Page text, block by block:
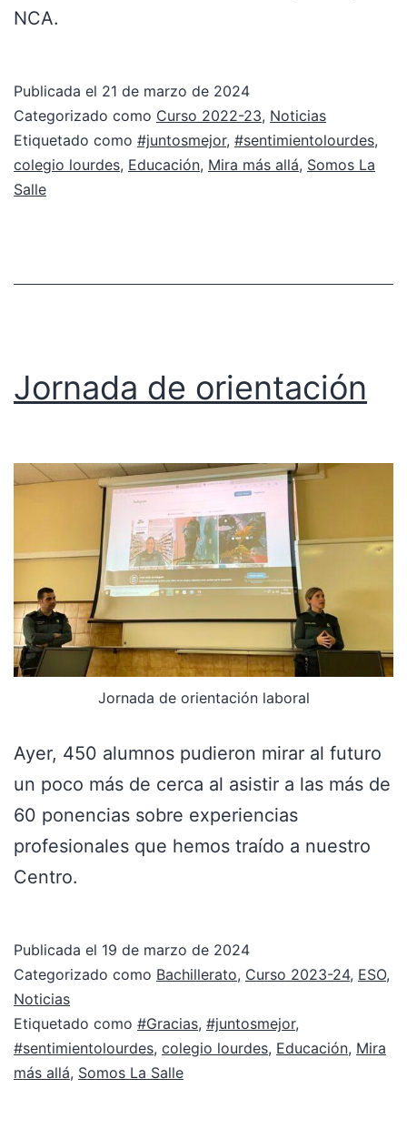
NCA.
Publicada el 21 de marzo de 2024
Categorizado como Curso 2022-23, Noticias
Etiquetado como #juntosmejor, #sentimientolourdes,
colegio lourdes, Educación, Mira más allá, Somos La
Salle
Jornada de orientación
Jornada de orientación laboral
Ayer, 450 alumnos pudieron mirar al futuro
un poco más de cerca al asistir a las más de
60 ponencias sobre experiencias
profesionales que hemos traído a nuestro
Centro.
Publicada el 19 de marzo de 2024
Categorizado como Bachillerato, Curso 2023-24, ESO,
Noticias
Etiquetado como #Gracias, #juntosmejor,
#sentimientolourdes, colegio lourdes, Educación, Mira
más allá, Somos La Salle